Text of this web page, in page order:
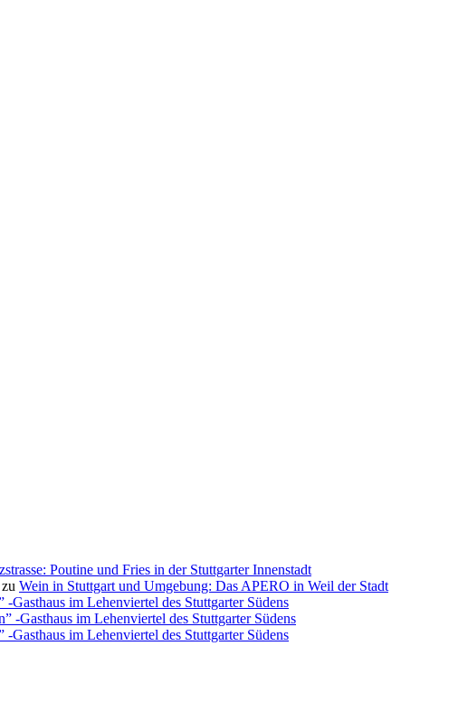
Poutine und Fries in der Stuttgarter Innenstadt
zu Wein in Stuttgart und Umgebung: Das APERO in Weil der Stadt
-Gasthaus im Lehenviertel des Stuttgarter Südens
-Gasthaus im Lehenviertel des Stuttgarter Südens
-Gasthaus im Lehenviertel des Stuttgarter Südens